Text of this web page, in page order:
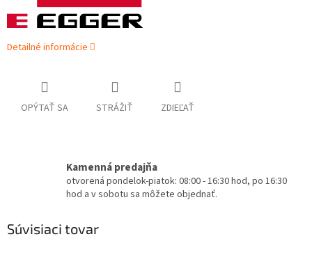
Detailné informácie
OPÝTAŤ SA STRÁŽIŤ ZDIEĽAŤ
Kamenná predajňa
otvorená pondelok-piatok: 08:00 - 16:30 hod, po 16:30
hod a v sobotu sa môžete objednať.
Súvisiaci tovar